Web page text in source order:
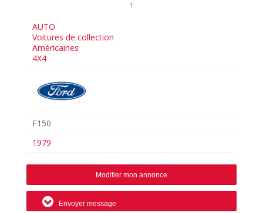
1
AUTO
Voitures de collection
Américaines
4X4
F150
1979
Modifier mon annonce
Envoyer message